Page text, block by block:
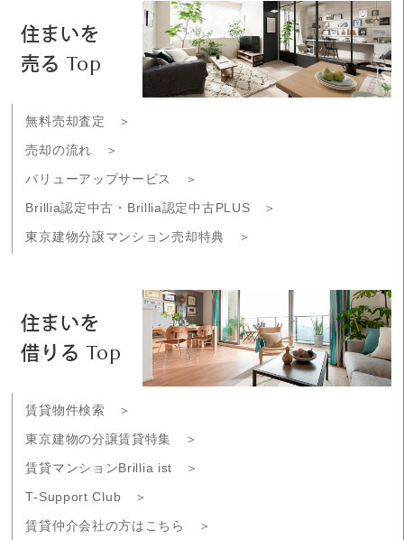
住まいを
売る Top
無料売却査定 ＞
売却の流れ ＞
バリューアップサービス ＞
Brillia認定中古・Brillia認定中古PLUS ＞
東京建物分譲マンション売却特典 ＞
住まいを
借りる Top
賃貸物件検索 ＞
東京建物の分譲賃貸特集 ＞
賃貸マンションBrillia ist ＞
T-Support Club ＞
賃貸仲介会社の方はこちら ＞